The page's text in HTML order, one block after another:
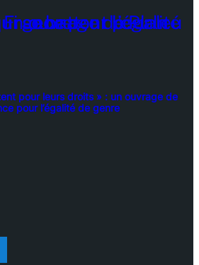
pour leurs droits » : un ouvrage de
pour l’égalité de genre